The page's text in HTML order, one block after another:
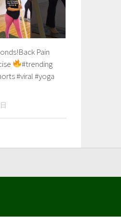
Pain
#trending
#viral #yoga